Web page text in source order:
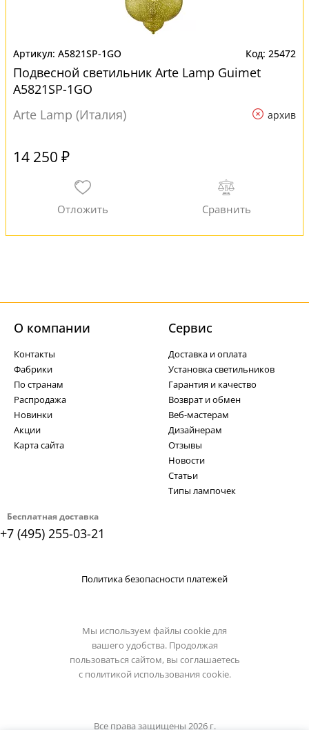
A5821SP-1GO 25472
Подвесной светильник Arte Lamp Guimet
A5821SP-1GO
Arte Lamp (Италия)
архив
14 250 ₽
Бесплатная доставка
+7 (495) 255-03-21
О компании
Контакты
Фабрики
По странам
Распродажа
Новинки
Акции
Карта сайта
Cервис
Доставка и оплата
Установка светильников
Гарантия и качество
Возврат и обмен
Веб-мастерам
Дизайнерам
Отзывы
Новости
Статьи
Типы лампочек
Политика безопасности платежей
Мы используем файлы cookie для
вашего удобства. Продолжая
пользоваться сайтом, вы соглашаетесь
с политикой использования cookie.
Все права защищены 2026 г.